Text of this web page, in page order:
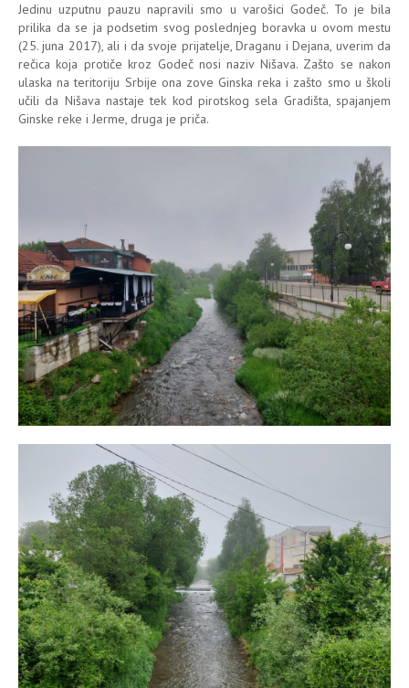
Jedinu uzputnu pauzu napravili smo u varošici Godeč. To je bila
prilika da se ja podsetim svog poslednjeg boravka u ovom mestu
(25. juna 2017), ali i da svoje prijatelje, Draganu i Dejana, uverim da
rečica koja protiče kroz Godeč nosi naziv Nišava. Zašto se nakon
ulaska na teritoriju Srbije ona zove Ginska reka i zašto smo u školi
učili da Nišava nastaje tek kod pirotskog sela Gradišta, spajanjem
Ginske reke i Jerme, druga je priča.